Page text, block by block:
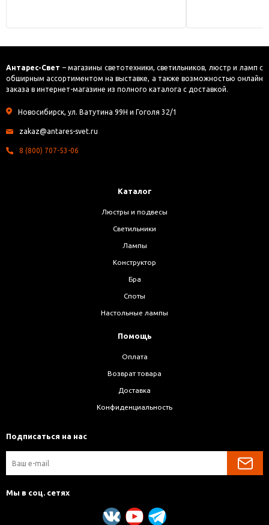
Антарес-Свет – магазины светотехники, светильников, люстр и ламп с
обширным ассортиментом на выставке, а также возможностью онлайн
заказа в интернет-магазине из полного каталога с доставкой.
Новосибирск, ул. Ватутина 99Н и Гоголя 32/1
zakaz@antares-svet.ru
8 (800) 707-53-06
Каталог
Люстры и подвесы
Светильники
Лампы
Конструктор
Бра
Споты
Настольные лампы
Помощь
Оплата
Возврат товара
Доставка
Конфиденциальность
Подписаться на нас
Мы в соц. сетях